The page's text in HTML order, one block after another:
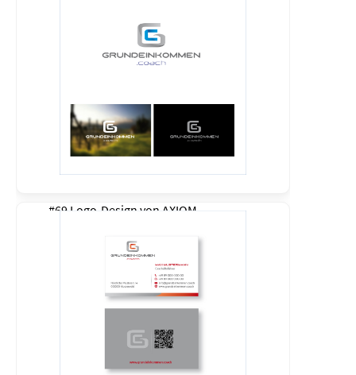
#69 Logo-Design von AXIOM